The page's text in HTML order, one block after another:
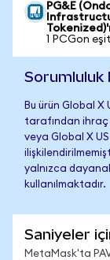
PG&E
1 PCGon
Sorumluluk
Bu ürün Global
tarafından ihraç
veya Global X
yalnızca
kullanılmaktadır.
Saniyeler
MetaMask'ta